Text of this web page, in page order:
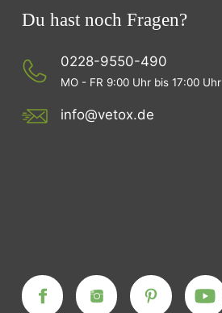
Du hast noch Fragen?
0228-9550-490
MO - FR 9:00 Uhr bis 17:00 Uhr
info@vetox.de